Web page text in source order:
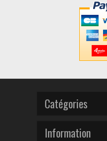
Catégories
Information